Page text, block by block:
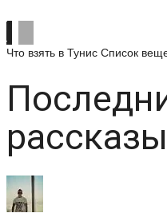
Что взять в Тунис Список
рассказы